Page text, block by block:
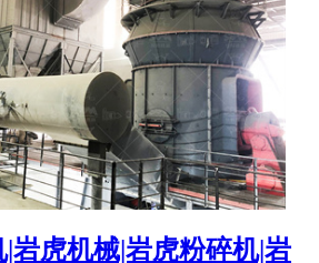
岩虎机械|岩虎粉碎机|岩